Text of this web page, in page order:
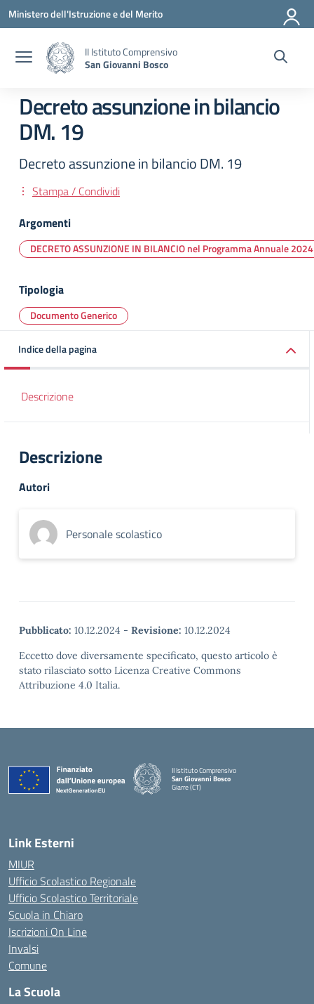
Vai ai contenuti
Vai al menu di navigazione
Vai al footer
Ministero dell'Istruzione e del Merito
II Istituto Comprensivo
San Giovanni Bosco
Decreto assunzione in bilancio
DM. 19
Decreto assunzione in bilancio DM. 19
Stampa / Condividi
Argomenti
DECRETO ASSUNZIONE IN BILANCIO nel Programma Annuale
Tipologia
Documento Generico
Indice della pagina
Descrizione
Descrizione
Autori
Personale scolastico
Pubblicato: 10.12.2024 - Revisione: 10.12.2024
Eccetto dove diversamente specificato, questo articolo è
stato rilasciato sotto Licenza Creative Commons
Attribuzione 4.0 Italia.
II Istituto Comprensivo
San Giovanni Bosco
Giarre (CT)
Link Esterni
MIUR
Ufficio Scolastico Regionale
Ufficio Scolastico Territoriale
Scuola in Chiaro
Iscrizioni On Line
Invalsi
Comune
La Scuola